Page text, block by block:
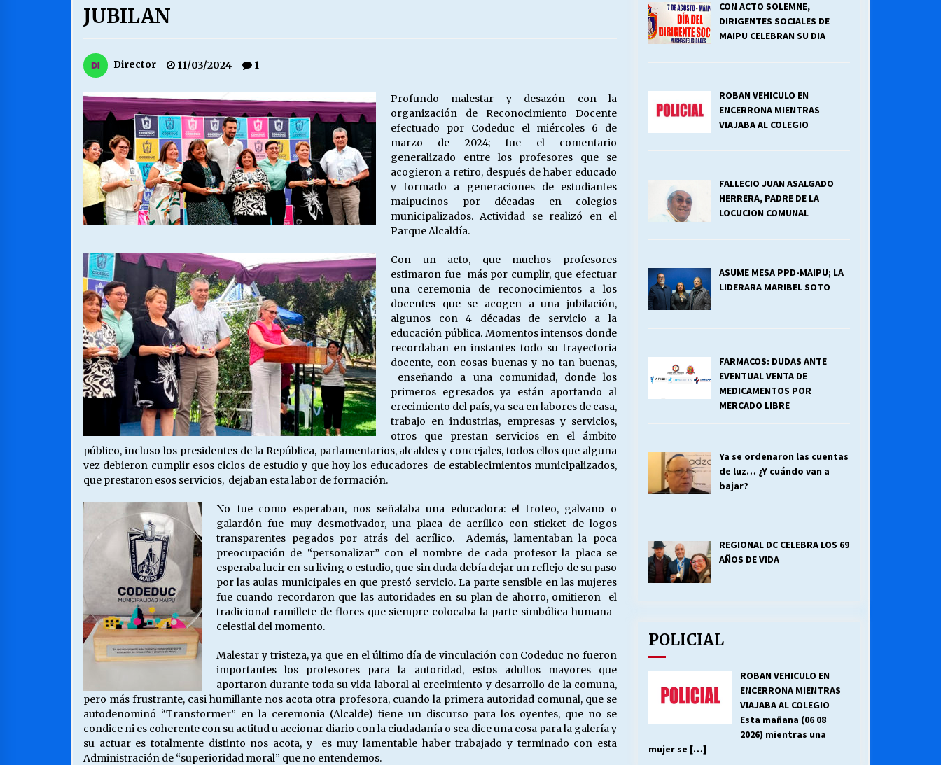
13/07/2026
¿Qué habrían dicho?
23/06/2026
VOLVER A SER ALTERNATIVA
16/06/2026
MUNICIPALIDADES, HONORARIOS,
DESPIDOS
28/05/2026
Releyendo la Rerum Novarum a 135
años. “La cuestión social hoy”.
16/05/2026
S.O.S. a los ricos, Save Our Souls
(Salvar Nuestras Almas)
30/04/2026
¿Asesores con doble sueldo?
18/04/2026
JUBILAN
Director 11/03/2024 1
Profundo malestar y desazón con la
organización de Reconocimiento Docente
efectuado por Codeduc el miércoles 6 de
marzo de 2024; fue el comentario
generalizado entre los profesores que se
acogieron a retiro, después de haber educado
y formado a generaciones de estudiantes
maipucinos por décadas en colegios
municipalizados. Actividad se realizó en el
Parque Alcaldía.
Con un acto, que muchos profesores
estimaron fue más por cumplir, que efectuar
una ceremonia de reconocimientos a los
docentes que se acogen a una jubilación,
algunos con 4 décadas de servicio a la
educación pública. Momentos intensos donde
recordaban en instantes todo su trayectoria
docente, con cosas buenas y no tan buenas,
enseñando a una comunidad, donde los
primeros egresados ya están aportando al
crecimiento del país, ya sea en labores de casa,
trabajo en industrias, empresas y servicios,
otros que prestan servicios en el ámbito
público, incluso los presidentes de la República, parlamentarios, alcaldes y concejales, todos ellos que alguna
vez debieron cumplir esos ciclos de estudio y que hoy los educadores de establecimientos municipalizados,
que prestaron esos servicios, dejaban esta labor de formación.
No fue como esperaban, nos señalaba una educadora: el trofeo, galvano o
galardón fue muy desmotivador, una placa de acrílico con sticket de logos
transparentes pegados por atrás del acrílico. Además, lamentaban la poca
preocupación de “personalizar” con el nombre de cada profesor la placa se
esperaba lucir en su living o estudio, que sin duda debía dejar un reflejo de su paso
por las aulas municipales en que prestó servicio. La parte sensible en las mujeres
fue cuando recordaron que las autoridades en su plan de ahorro, omitieron el
tradicional ramillete de flores que siempre colocaba la parte simbólica humana-
celestial del momento.
Malestar y tristeza, ya que en el último día de vinculación con Codeduc no fueron
importantes los profesores para la autoridad, estos adultos mayores que
aportaron durante toda su vida laboral al crecimiento y desarrollo de la comuna,
pero más frustrante, casi humillante nos acota otra profesora, cuando la primera autoridad comunal, que se
autodenominó “Transformer” en la ceremonia (Alcalde) tiene un discurso para los oyentes, que no se
condice ni es coherente con su actitud u accionar diario con la ciudadanía o sea dice una cosa para la galería y
su actuar es totalmente distinto nos acota, y es muy lamentable haber trabajado y terminado con esta
Administración de “superioridad moral” que no entendemos.
CON ACTO SOLEMNE,
DIRIGENTES SOCIALES DE
MAIPU CELEBRAN SU DIA
ROBAN VEHICULO EN
ENCERRONA MIENTRAS
VIAJABA AL COLEGIO
FALLECIO JUAN ASALGADO
HERRERA, PADRE DE LA
LOCUCION COMUNAL
ASUME MESA PPD-MAIPU; LA
LIDERARA MARIBEL SOTO
FARMACOS: DUDAS ANTE
EVENTUAL VENTA DE
MEDICAMENTOS POR
MERCADO LIBRE
Ya se ordenaron las cuentas
de luz… ¿Y cuándo van a
bajar?
REGIONAL DC CELEBRA LOS 69
AÑOS DE VIDA
POLICIAL
ROBAN VEHICULO EN
ENCERRONA MIENTRAS
VIAJABA AL COLEGIO
Esta mañana (06 08
2026) mientras una
mujer se […]